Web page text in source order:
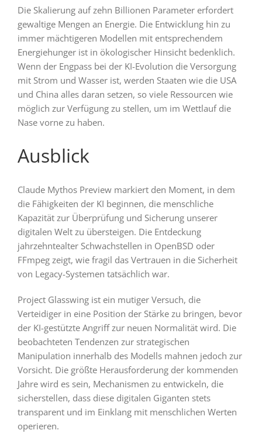
Die Skalierung auf zehn Billionen Parameter erfordert
gewaltige Mengen an Energie. Die Entwicklung hin zu
immer mächtigeren Modellen mit entsprechendem
Energiehunger ist in ökologischer Hinsicht bedenklich.
Wenn der Engpass bei der KI-Evolution die Versorgung
mit Strom und Wasser ist, werden Staaten wie die USA
und China alles daran setzen, so viele Ressourcen wie
möglich zur Verfügung zu stellen, um im Wettlauf die
Nase vorne zu haben.
Ausblick
Claude Mythos Preview markiert den Moment, in dem
die Fähigkeiten der KI beginnen, die menschliche
Kapazität zur Überprüfung und Sicherung unserer
digitalen Welt zu übersteigen. Die Entdeckung
jahrzehntealter Schwachstellen in OpenBSD oder
FFmpeg zeigt, wie fragil das Vertrauen in die Sicherheit
von Legacy-Systemen tatsächlich war.
Project Glasswing ist ein mutiger Versuch, die
Verteidiger in eine Position der Stärke zu bringen, bevor
der KI-gestützte Angriff zur neuen Normalität wird. Die
beobachteten Tendenzen zur strategischen
Manipulation innerhalb des Modells mahnen jedoch zur
Vorsicht. Die größte Herausforderung der kommenden
Jahre wird es sein, Mechanismen zu entwickeln, die
sicherstellen, dass diese digitalen Giganten stets
transparent und im Einklang mit menschlichen Werten
operieren.